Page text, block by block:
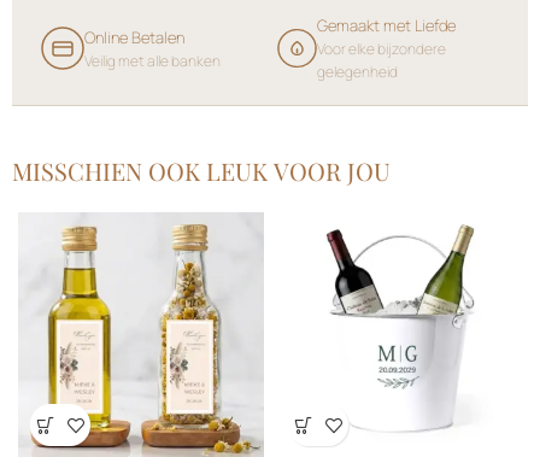
Online Betalen
Veilig met alle banken
Gemaakt met Liefde
Voor elke bijzondere
gelegenheid
MISSCHIEN OOK LEUK VOOR JOU
Wensenlijst
Wensenlijst